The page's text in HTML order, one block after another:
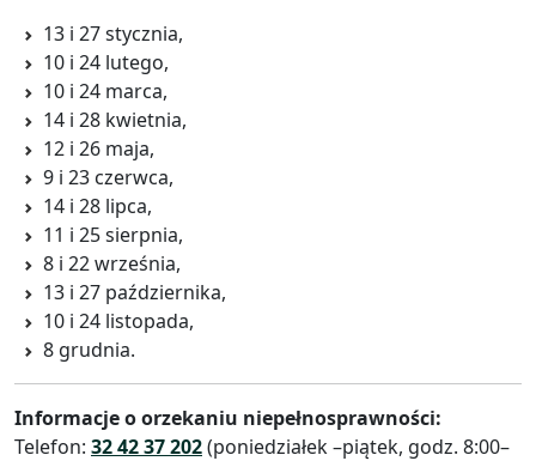
13 i 27 stycznia,
10 i 24 lutego,
10 i 24 marca,
14 i 28 kwietnia,
12 i 26 maja,
9 i 23 czerwca,
14 i 28 lipca,
11 i 25 sierpnia,
8 i 22 września,
13 i 27 października,
10 i 24 listopada,
8 grudnia.
Informacje o orzekaniu niepełnosprawności:
Telefon: 32 42 37 202(poniedziałek –piątek, godz. 8:00–